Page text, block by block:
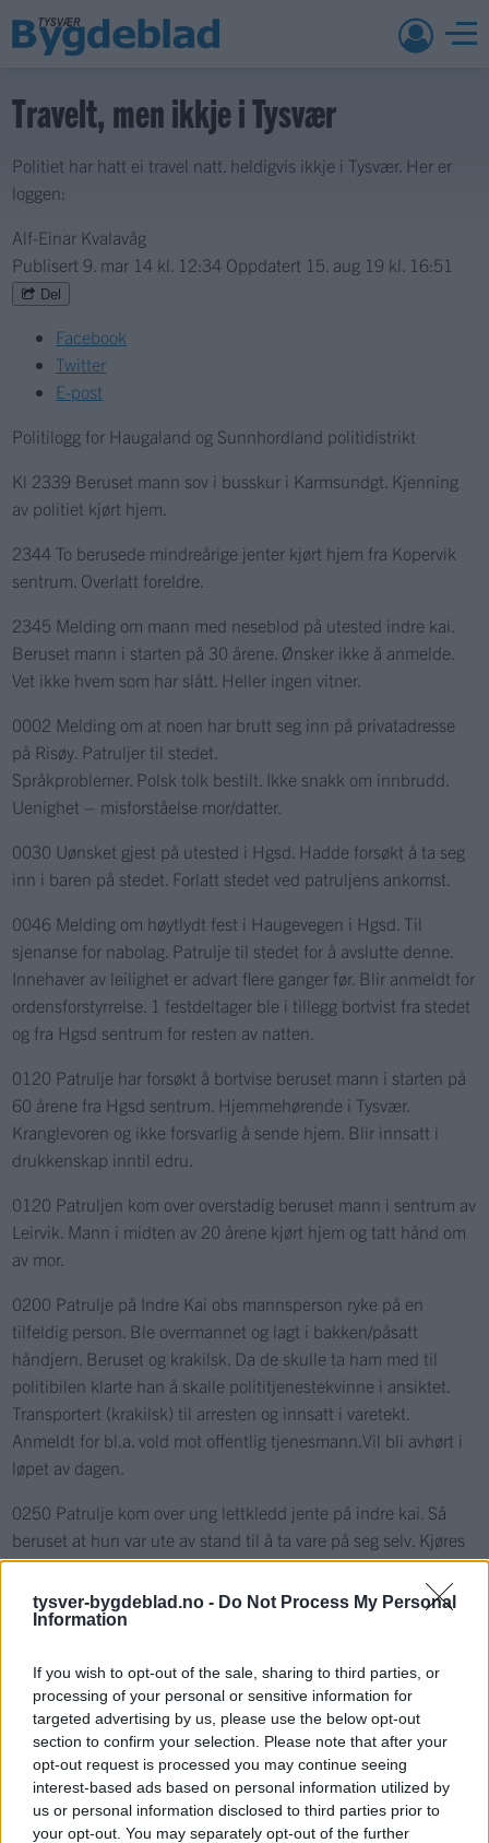
tysver-bygdeblad.no - Do Not Process My Personal
Information
If you wish to opt-out of the sale, sharing to third parties, or
processing of your personal or sensitive information for
targeted advertising by us, please use the below opt-out
section to confirm your selection. Please note that after your
opt-out request is processed you may continue seeing
interest-based ads based on personal information utilized by
us or personal information disclosed to third parties prior to
your opt-out. You may separately opt-out of the further
Travelt, men ikkje i Tysvær
Politiet har hatt ei travel natt. heldigvis ikkje i Tysvær. Her er
loggen:
Alf-Einar Kvalavåg
Publisert 9. mar 14 kl. 12:34 Oppdatert 15. aug 19 kl. 16:51
Del
Facebook
Twitter
E-post
Politilogg for Haugaland og Sunnhordland politidistrikt
Kl 2339 Beruset mann sov i busskur i Karmsundgt. Kjenning
av politiet kjørt hjem.
2344 To berusede mindreårige jenter kjørt hjem fra Kopervik
sentrum. Overlatt foreldre.
2345 Melding om mann med neseblod på utested indre kai.
Beruset mann i starten på 30 årene. Ønsker ikke å anmelde.
Vet ikke hvem som har slått. Heller ingen vitner.
0002 Melding om at noen har brutt seg inn på privatadresse
på Risøy. Patruljer til stedet.
Språkproblemer. Polsk tolk bestilt. Ikke snakk om innbrudd.
Uenighet – misforståelse mor/datter.
0030 Uønsket gjest på utested i Hgsd. Hadde forsøkt å ta seg
inn i baren på stedet. Forlatt stedet ved patruljens ankomst.
0046 Melding om høytlydt fest i Haugevegen i Hgsd. Til
sjenanse for nabolag. Patrulje til stedet for å avslutte denne.
Innehaver av leilighet er advart flere ganger før. Blir anmeldt for
ordensforstyrrelse. 1 festdeltager ble i tillegg bortvist fra stedet
og fra Hgsd sentrum for resten av natten.
0120 Patrulje har forsøkt å bortvise beruset mann i starten på
60 årene fra Hgsd sentrum. Hjemmehørende i Tysvær.
Kranglevoren og ikke forsvarlig å sende hjem. Blir innsatt i
drukkenskap inntil edru.
0120 Patruljen kom over overstadig beruset mann i sentrum av
Leirvik. Mann i midten av 20 årene kjørt hjem og tatt hånd om
av mor.
0200 Patrulje på Indre Kai obs mannsperson ryke på en
tilfeldig person. Ble overmannet og lagt i bakken/påsatt
håndjern. Beruset og krakilsk. Da de skulle ta ham med til
politibilen klarte han å skalle polititjenestekvinne i ansiktet.
Transportert (krakilsk) til arresten og innsatt i varetekt.
Anmeldt for bl.a. vold mot offentlig tjenesmann.Vil bli avhørt i
løpet av dagen.
0250 Patrulje kom over ung lettkledd jente på indre kai. Så
beruset at hun var ute av stand til å ta vare på seg selv. Kjøres
LV. Innsettes drukkenskapsarrest etter sjekk.
Patruljen på veg fra LV plukket opp ytterligere 1 person i
sentrum. Yppet til bråk. Innlot seg i salgsmål mens patruljen
ordensforstyrrelse.
0314 Melding om aggressiv mannsperson som har gått til
angrep på andre personer i sentrum. Endte med at sivile måtte
legge mannen i bakken før patrulje ankom stedet. Knust et
vindu i basketaket.
37 år gml beruset mann innbrakt og innsatt i